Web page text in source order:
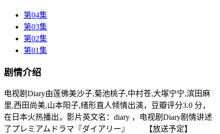
第04集
第03集
第02集
第01集
剧情介绍
电视剧Diary由莲佛美沙子,菊池桃子,中村苍,大塚宁宁,滨田麻
里,西田尚美,山本阳子,绪形直人倾情出演，豆瓣评分3.0 分，
在日本火热播出，影片英文名：diary ，电视剧Diary剧情讲述
了プレミアムドラマ『ダイアリー』 【放送予定】